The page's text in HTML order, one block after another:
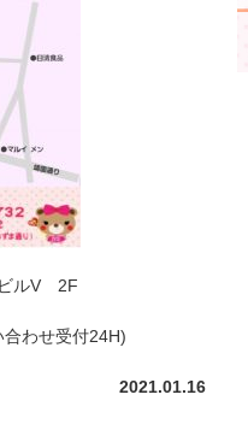
ビルV 2F
合わせ受付24H)
2021.01.16